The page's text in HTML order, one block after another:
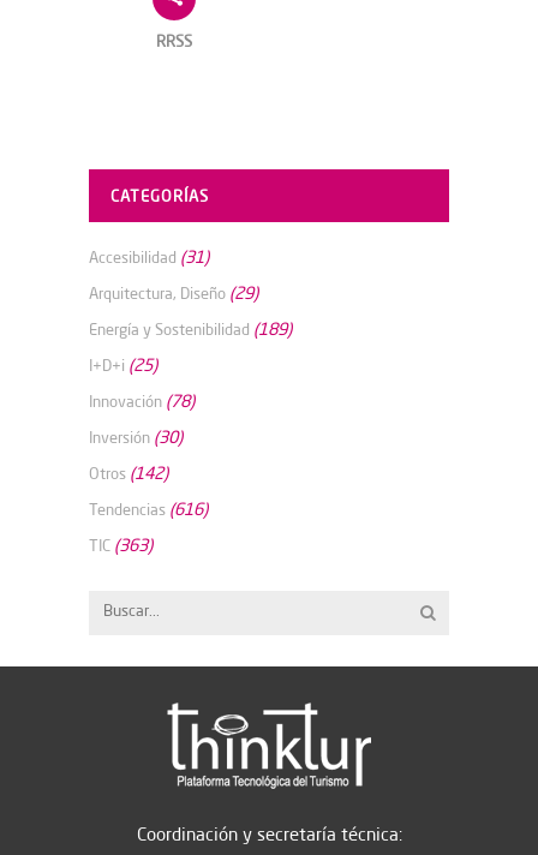
RRSS
CATEGORÍAS
Accesibilidad (31)
Arquitectura, Diseño (29)
Energía y Sostenibilidad (189)
I+D+i (25)
Innovación (78)
Inversión (30)
Otros (142)
Tendencias (616)
TIC (363)
Coordinación y secretaría técnica: